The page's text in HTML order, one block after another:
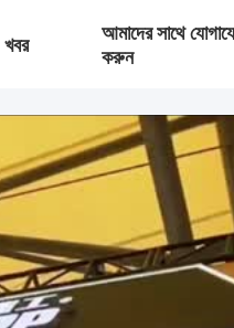
খবর
আমাদের সাথে
করুন